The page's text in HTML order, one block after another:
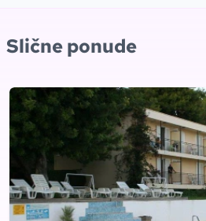
Slične ponude